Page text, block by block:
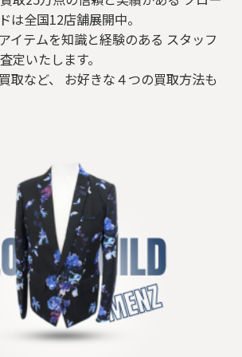
は全国12店舗展開中。
イテムを知識と経験のある スタッフ
定いたします。
取など、 お好きな４つの買取方法も